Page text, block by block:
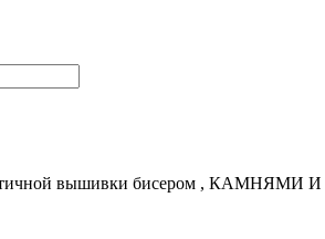
вышивки бисером , КАМНЯМИ И